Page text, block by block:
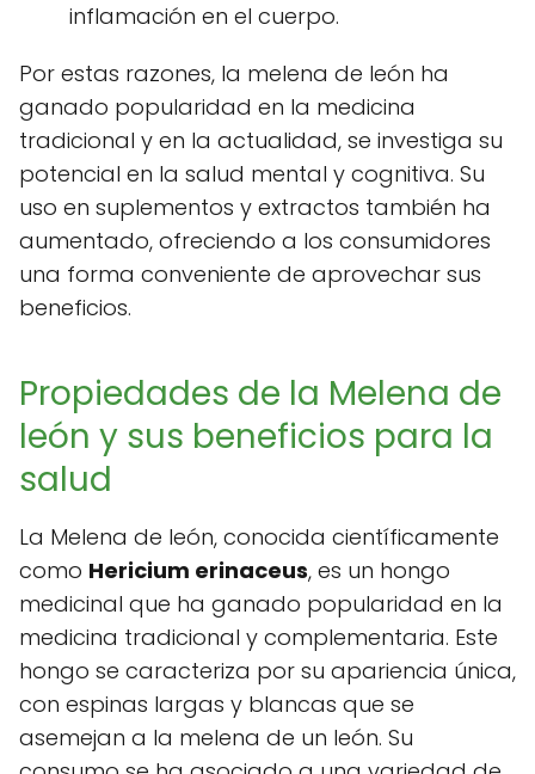
inflamación en el cuerpo.
Por estas razones, la melena de león ha
ganado popularidad en la medicina
tradicional y en la actualidad, se investiga su
potencial en la salud mental y cognitiva. Su
uso en suplementos y extractos también ha
aumentado, ofreciendo a los consumidores
una forma conveniente de aprovechar sus
beneficios.
Propiedades de la Melena de
león y sus beneficios para la
salud
La Melena de león, conocida científicamente
como Hericium erinaceus, es un hongo
medicinal que ha ganado popularidad en la
medicina tradicional y complementaria. Este
hongo se caracteriza por su apariencia única,
con espinas largas y blancas que se
asemejan a la melena de un león. Su